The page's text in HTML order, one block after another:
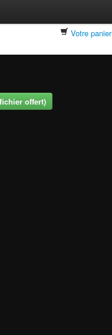
Votre panier
offert)